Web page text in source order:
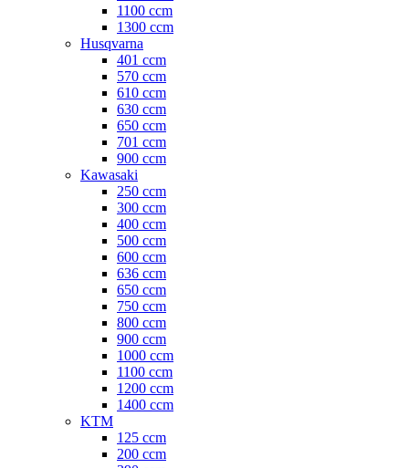
1100 ccm
1300 ccm
Husqvarna
401 ccm
570 ccm
610 ccm
630 ccm
650 ccm
701 ccm
900 ccm
Kawasaki
250 ccm
300 ccm
400 ccm
500 ccm
600 ccm
636 ccm
650 ccm
750 ccm
800 ccm
900 ccm
1000 ccm
1100 ccm
1200 ccm
1400 ccm
KTM
125 ccm
200 ccm